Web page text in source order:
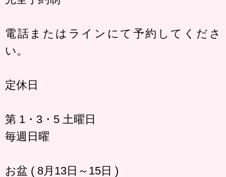
電話またはラインにて予約してくださ
い。
定休日
第 1・3・5 土曜日
毎週日曜
お盆 ( 8月13日～15日 )